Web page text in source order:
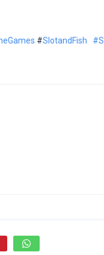
#SlotandFish